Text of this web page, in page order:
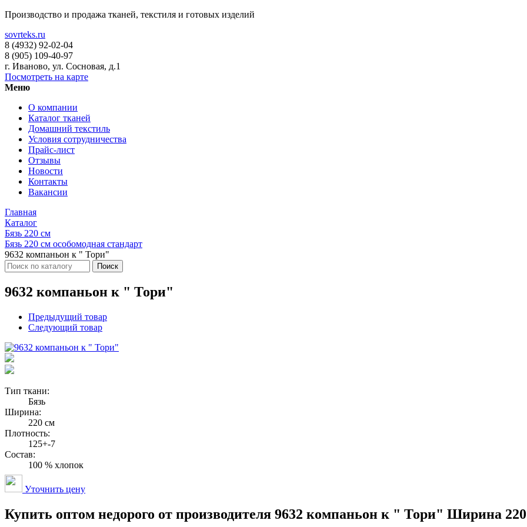
Производство и продажа тканей, текстиля и готовых изделий
sovrteks.ru
8 (4932) 92-02-04
8 (905) 109-40-97
г. Иваново, ул. Сосновая, д.1
Посмотреть на карте
Меню
О компании
Каталог тканей
Домашний текстиль
Условия сотрудничества
Прайс-лист
Отзывы
Новости
Контакты
Вакансии
Главная
Каталог
Бязь 220 см
Бязь 220 см особомодная стандарт
9632 компаньон к " Тори"
Поиск
9632 компаньон к " Тори"
Предыдущий товар
Следующий товар
Тип ткани:
Бязь
Ширина:
220 см
Плотность:
125+-7
Состав:
100 % хлопок
Уточнить цену
Купить оптом недорого от производителя 9632 компаньон к " Тори" Ширина